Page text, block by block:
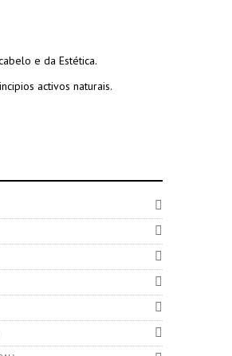
e da Estética.
activos naturais.